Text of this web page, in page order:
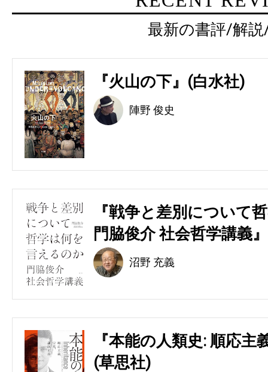
最新の書評/解
『火山の下』(白水社)
陣野 俊史
『戦争と差別について
門脇俊介 社会哲学講義
沼野 充義
『本能の人類史: 順応
(草思社)